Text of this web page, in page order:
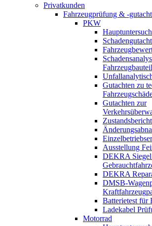
Privatkunden
Fahrzeugprüfung & -
PKW
Gutachten zu
Gutachten zur
Zustandsbericht
Ausstellung
DEKRA
DEKRA
DMSB-
Batterietest für
Ladekabel
Motorrad